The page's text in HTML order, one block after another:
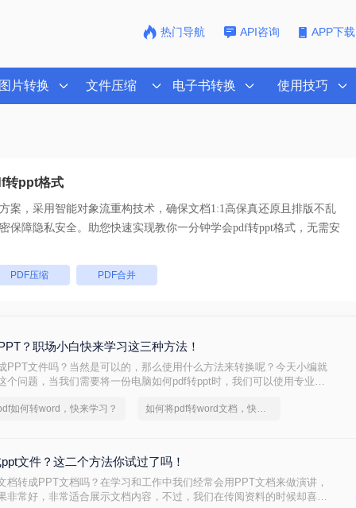
热门导航 API咨询 APP下载
图片转换 文件压缩 电子书转换 使用技巧
转ppt格式
案，采用智能对象流重构技术，确保文档1:1高保真还原且排版不乱
全链路 SSL 加密保障隐私安全。助您快速实现教你一分钟学会pdf转ppt格式，无需安
PDF压缩 PDF合并
？职场小白快来学习这三种方法！
PPT文件吗？当然是可以的，那么使用什么方法来转换呢？今天小编就
个问题，当我们需要将一份电脑如何pdf转ppt时，我们可以使用专业的
如何转word，快来学习？ 如何将pdf转word文档，快来学习？
文件？这二个方法你试过了吗！
档转成PPT文档吗？在学习和工作中我们经常会用PPT文档来做演讲，
非常好，非常适合展示文档内容，不过，我们在传阅资料的时候却喜欢